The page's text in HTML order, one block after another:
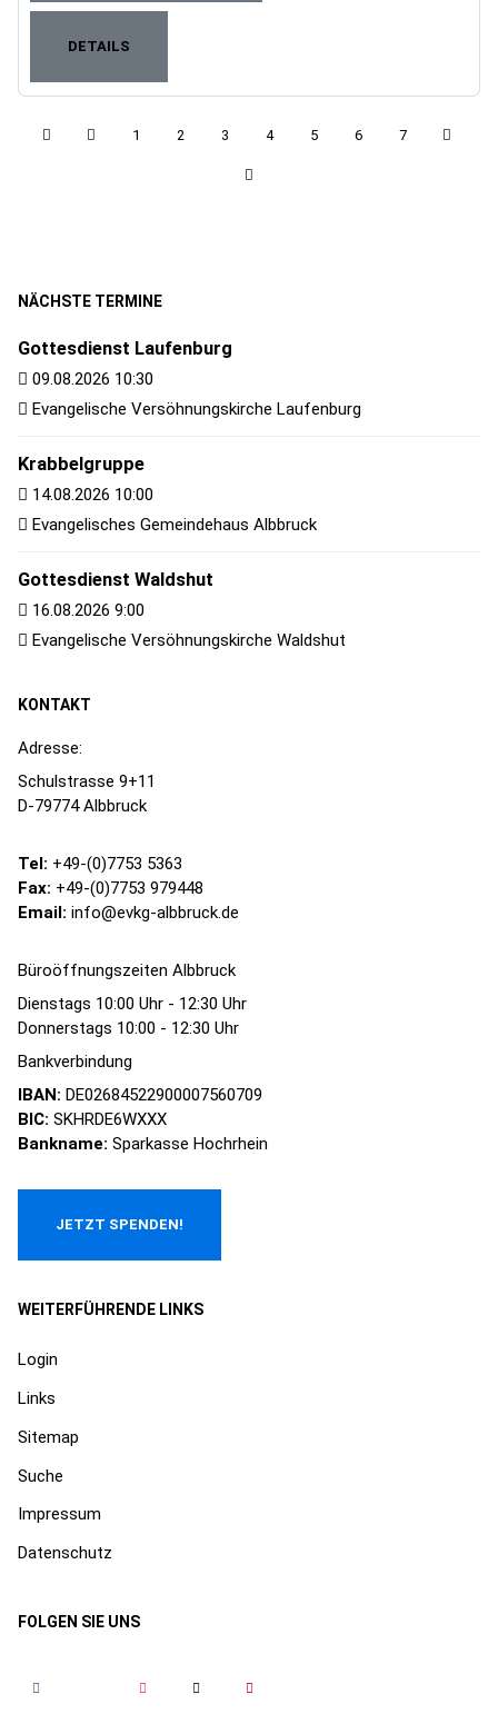
DETAILS
1 2 3 4 5 6 7
NÄCHSTE TERMINE
Gottesdienst Laufenburg
09.08.2026 10:30
Evangelische Versöhnungskirche Laufenburg
Krabbelgruppe
14.08.2026 10:00
Evangelisches Gemeindehaus Albbruck
Gottesdienst Waldshut
16.08.2026 9:00
Evangelische Versöhnungskirche Waldshut
KONTAKT
Adresse:
Schulstrasse 9+11
D-79774 Albbruck
Tel: +49-(0)7753 5363
Fax: +49-(0)7753 979448
Email: info@evkg-albbruck.de
Büroöffnungszeiten Albbruck
Dienstags 10:00 Uhr - 12:30 Uhr
Donnerstags 10:00 - 12:30 Uhr
Bankverbindung
IBAN: DE02684522900007560709
BIC: SKHRDE6WXXX
Bankname: Sparkasse Hochrhein
WEITERFÜHRENDE LINKS
Login
Links
Sitemap
Suche
Impressum
Datenschutz
FOLGEN SIE UNS